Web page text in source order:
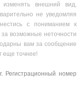
внешний вид,
не уведомляя
с пониманием к
возможные неточности
вам за сообщение
еще точнее!
Регистрационный номер